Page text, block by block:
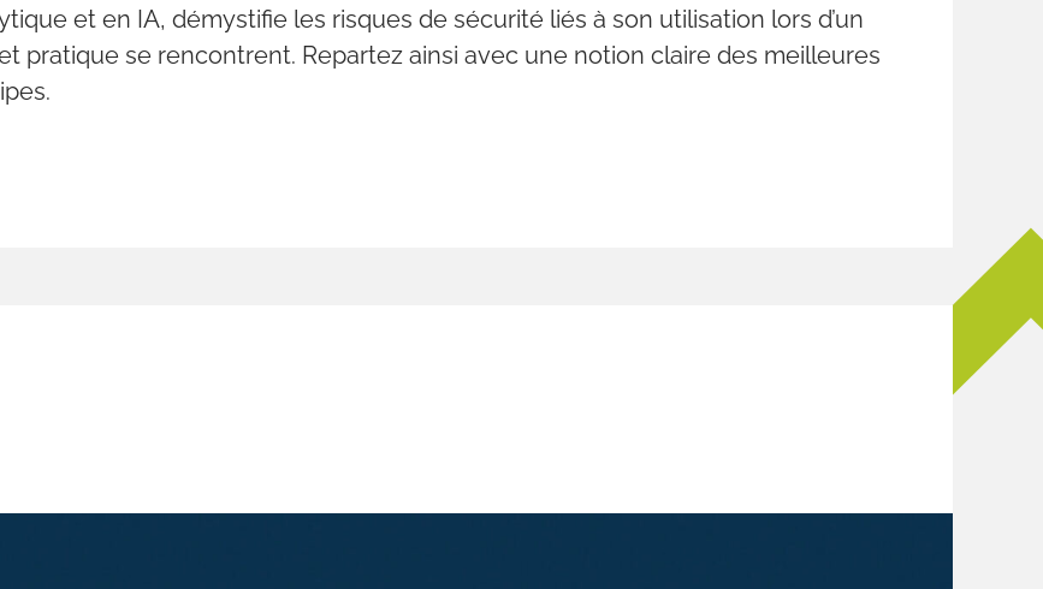
et en IA, démystifie les risques de sécurité liés à son utilisation lors d’un
pratique se rencontrent. Repartez ainsi avec une notion claire des meilleures